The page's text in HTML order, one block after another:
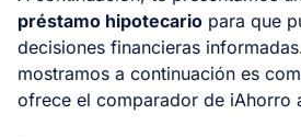
préstamo hipotecario para que
decisiones financieras
mostramos a continuación es
ofrece el comparador de iAhorro